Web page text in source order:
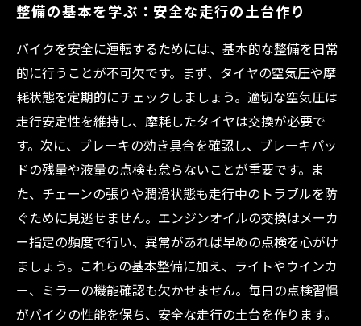
整備の基本を学ぶ：安全な走行の土台作り
バイクを安全に運転するためには、基本的な整備を日常
的に行うことが不可欠です。まず、タイヤの空気圧や摩
耗状態を定期的にチェックしましょう。適切な空気圧は
走行安定性を維持し、摩耗したタイヤは交換が必要で
す。次に、ブレーキの効き具合を確認し、ブレーキパッ
ドの残量や液量の点検も怠らないことが重要です。ま
た、チェーンの張りや潤滑状態も走行中のトラブルを防
ぐために見逃せません。エンジンオイルの交換はメーカ
ー指定の頻度で行い、異常があれば早めの点検を心がけ
ましょう。これらの基本整備に加え、ライトやウインカ
ー、ミラーの機能確認も欠かせません。毎日の点検習慣
がバイクの性能を保ち、安全な走行の土台を作ります。